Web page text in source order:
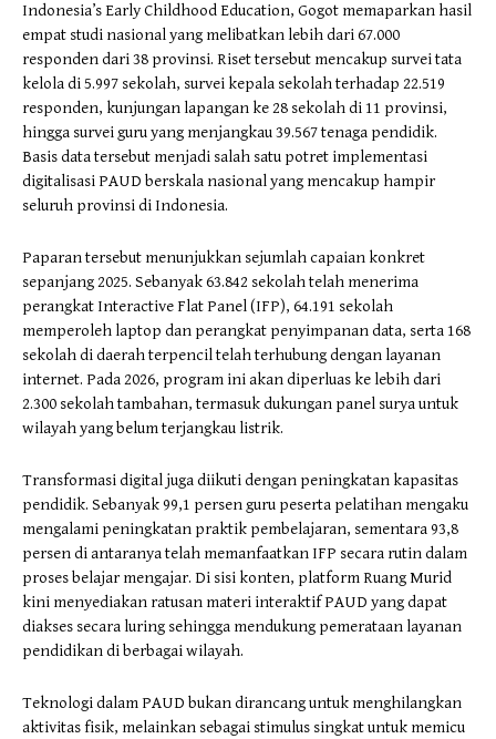
Indonesia’s Early Childhood Education, Gogot memaparkan hasil
empat studi nasional yang melibatkan lebih dari 67.000
responden dari 38 provinsi. Riset tersebut mencakup survei tata
kelola di 5.997 sekolah, survei kepala sekolah terhadap 22.519
responden, kunjungan lapangan ke 28 sekolah di 11 provinsi,
hingga survei guru yang menjangkau 39.567 tenaga pendidik.
Basis data tersebut menjadi salah satu potret implementasi
digitalisasi PAUD berskala nasional yang mencakup hampir
seluruh provinsi di Indonesia.
Paparan tersebut menunjukkan sejumlah capaian konkret
sepanjang 2025. Sebanyak 63.842 sekolah telah menerima
perangkat Interactive Flat Panel (IFP), 64.191 sekolah
memperoleh laptop dan perangkat penyimpanan data, serta 168
sekolah di daerah terpencil telah terhubung dengan layanan
internet. Pada 2026, program ini akan diperluas ke lebih dari
2.300 sekolah tambahan, termasuk dukungan panel surya untuk
wilayah yang belum terjangkau listrik.
Transformasi digital juga diikuti dengan peningkatan kapasitas
pendidik. Sebanyak 99,1 persen guru peserta pelatihan mengaku
mengalami peningkatan praktik pembelajaran, sementara 93,8
persen di antaranya telah memanfaatkan IFP secara rutin dalam
proses belajar mengajar. Di sisi konten, platform Ruang Murid
kini menyediakan ratusan materi interaktif PAUD yang dapat
diakses secara luring sehingga mendukung pemerataan layanan
pendidikan di berbagai wilayah.
Teknologi dalam PAUD bukan dirancang untuk menghilangkan
aktivitas fisik, melainkan sebagai stimulus singkat untuk memicu